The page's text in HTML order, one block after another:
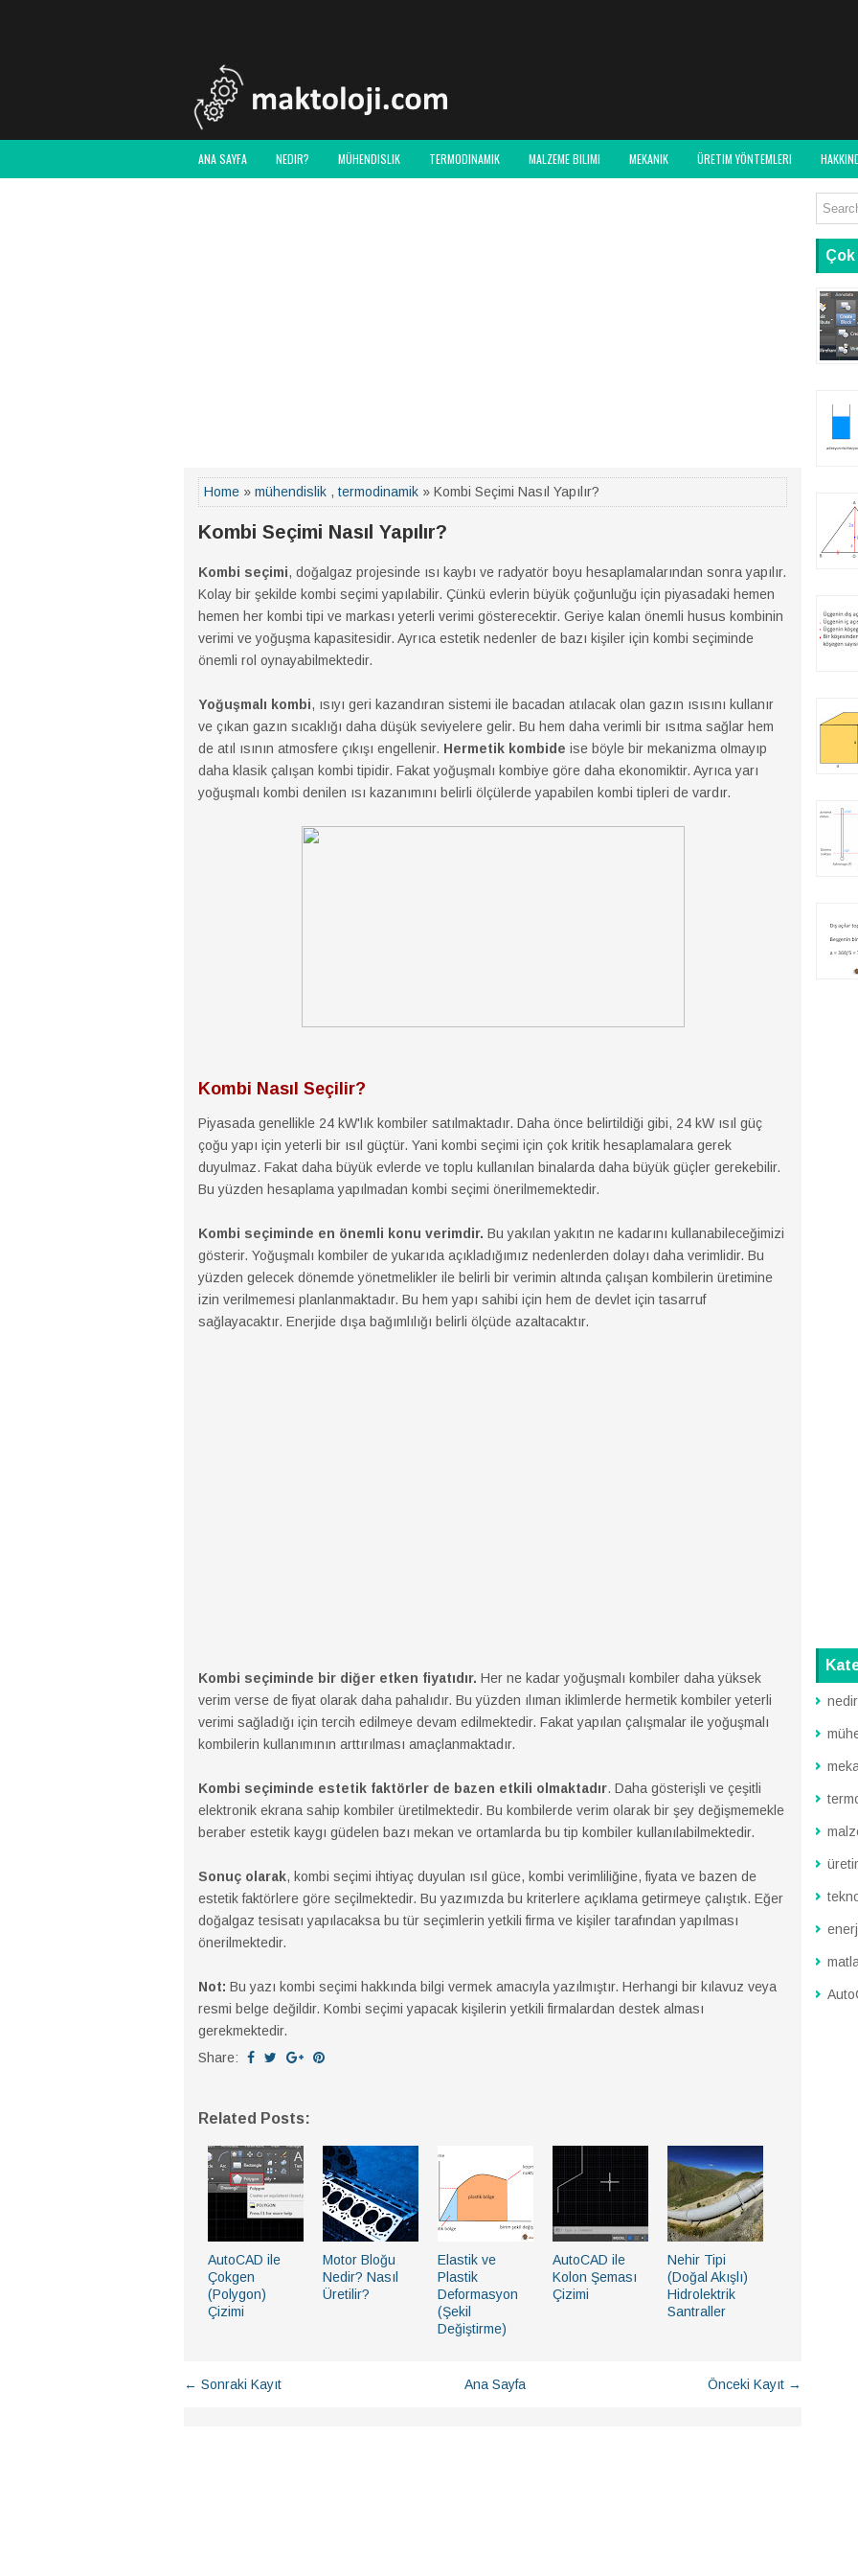
ANA SAYFA NEDIR? MÜHENDISLIK TERMODINAMIK MALZEME BILIMI MEKANIK ÜRETIM YÖNTEMLERI
Home » mühendislik , termodinamik » Kombi Seçimi Nasıl Yapılır?
Kombi Seçimi Nasıl Yapılır?
Kombi seçimi, doğalgaz projesinde ısı kaybı ve radyatör boyu hesaplamalarından sonra yapılır.
Kolay bir şekilde kombi seçimi yapılabilir. Çünkü evlerin büyük çoğunluğu için piyasadaki hemen
hemen her kombi tipi ve markası yeterli verimi gösterecektir. Geriye kalan önemli husus kombinin
verimi ve yoğuşma kapasitesidir. Ayrıca estetik nedenler de bazı kişiler için kombi seçiminde
önemli rol oynayabilmektedir.
Yoğuşmalı kombi, ısıyı geri kazandıran sistemi ile bacadan atılacak olan gazın ısısını kullanır
ve çıkan gazın sıcaklığı daha düşük seviyelere gelir. Bu hem daha verimli bir ısıtma sağlar hem
de atıl ısının atmosfere çıkışı engellenir. Hermetik kombide ise böyle bir mekanizma olmayıp
daha klasik çalışan kombi tipidir. Fakat yoğuşmalı kombiye göre daha ekonomiktir. Ayrıca yarı
yoğuşmalı kombi denilen ısı kazanımını belirli ölçülerde yapabilen kombi tipleri de vardır.
Kombi Nasıl Seçilir?
Piyasada genellikle 24 kW'lık kombiler satılmaktadır. Daha önce belirtildiği gibi, 24 kW ısıl güç
çoğu yapı için yeterli bir ısıl güçtür. Yani kombi seçimi için çok kritik hesaplamalara gerek
duyulmaz. Fakat daha büyük evlerde ve toplu kullanılan binalarda daha büyük güçler gerekebilir.
Bu yüzden hesaplama yapılmadan kombi seçimi önerilmemektedir.
Kombi seçiminde en önemli konu verimdir. Bu yakılan yakıtın ne kadarını kullanabileceğimizi
gösterir. Yoğuşmalı kombiler de yukarıda açıkladığımız nedenlerden dolayı daha verimlidir. Bu
yüzden gelecek dönemde yönetmelikler ile belirli bir verimin altında çalışan kombilerin üretimine
izin verilmemesi planlanmaktadır. Bu hem yapı sahibi için hem de devlet için tasarruf
sağlayacaktır. Enerjide dışa bağımlılığı belirli ölçüde azaltacaktır.
Kombi seçiminde bir diğer etken fiyatıdır. Her ne kadar yoğuşmalı kombiler daha yüksek
verim verse de fiyat olarak daha pahalıdır. Bu yüzden ılıman iklimlerde hermetik kombiler yeterli
verimi sağladığı için tercih edilmeye devam edilmektedir. Fakat yapılan çalışmalar ile yoğuşmalı
kombilerin kullanımının arttırılması amaçlanmaktadır.
Kombi seçiminde estetik faktörler de bazen etkili olmaktadır. Daha gösterişli ve çeşitli
elektronik ekrana sahip kombiler üretilmektedir. Bu kombilerde verim olarak bir şey değişmemekle
beraber estetik kaygı güdelen bazı mekan ve ortamlarda bu tip kombiler kullanılabilmektedir.
Sonuç olarak, kombi seçimi ihtiyaç duyulan ısıl güce, kombi verimliliğine, fiyata ve bazen de
estetik faktörlere göre seçilmektedir. Bu yazımızda bu kriterlere açıklama getirmeye çalıştık. Eğer
doğalgaz tesisatı yapılacaksa bu tür seçimlerin yetkili firma ve kişiler tarafından yapılması
önerilmektedir.
Not: Bu yazı kombi seçimi hakkında bilgi vermek amacıyla yazılmıştır. Herhangi bir kılavuz veya
resmi belge değildir. Kombi seçimi yapacak kişilerin yetkili firmalardan destek alması
gerekmektedir.
Share:
Related Posts:
AutoCAD ile
Çokgen
(Polygon)
Çizimi
Motor Bloğu
Nedir? Nasıl
Üretilir?
Elastik ve
Plastik
Deformasyon
(Şekil
Değiştirme)
AutoCAD ile
Kolon Şeması
Çizimi
Nehir Tipi
(Doğal Akışlı)
Hidrolektrik
Santraller
← Sonraki Kayıt Önceki Kayıt →
Ana Sayfa